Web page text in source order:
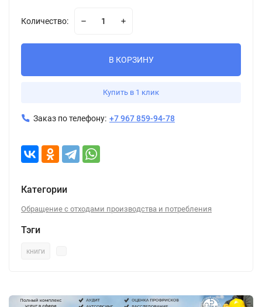
Количество:
В КОРЗИНУ
Купить в 1 клик
Заказ по телефону: +7 967 859-94-78
Категории
Обращение с отходами производства и потребления
Тэги
книги